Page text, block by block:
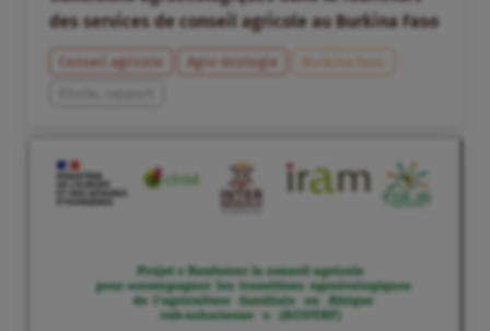
des services de conseil agricole au Burkina Faso
Conseil agricole Agro-écologie
Burkina Faso